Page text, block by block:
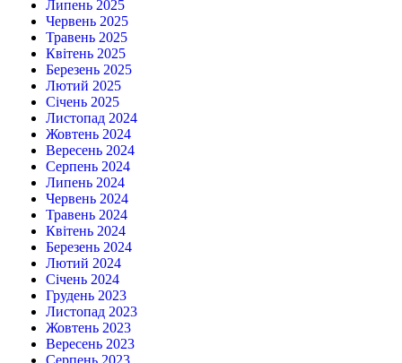
Липень 2025
Червень 2025
Травень 2025
Квітень 2025
Березень 2025
Лютий 2025
Січень 2025
Листопад 2024
Жовтень 2024
Вересень 2024
Серпень 2024
Липень 2024
Червень 2024
Травень 2024
Квітень 2024
Березень 2024
Лютий 2024
Січень 2024
Грудень 2023
Листопад 2023
Жовтень 2023
Вересень 2023